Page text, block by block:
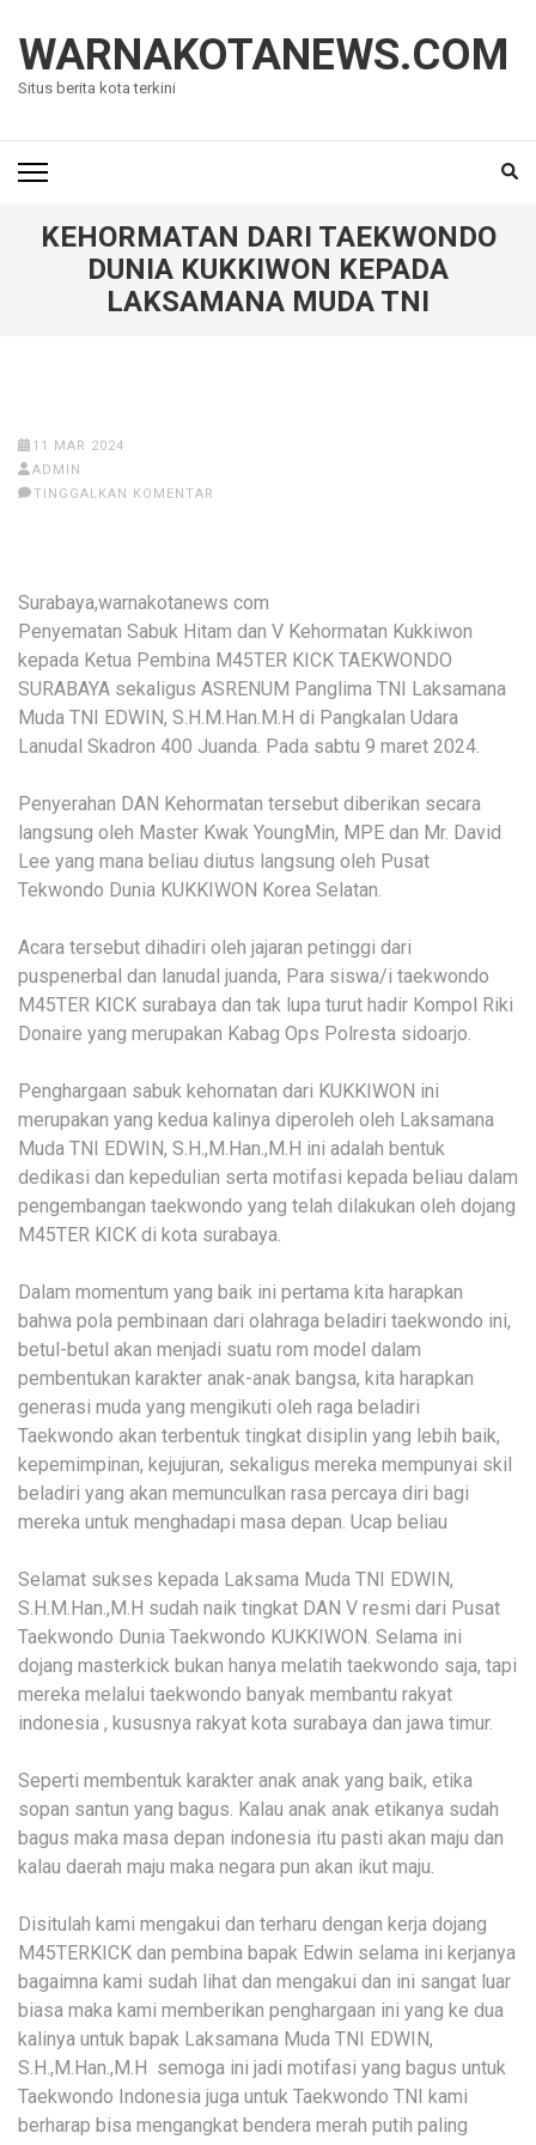
konten
(Tekan
WARNAKOTANEWS.COM
Situs berita kota terkini
KEHORMATAN DARI TAEKWONDO
DUNIA KUKKIWON KEPADA
LAKSAMANA MUDA TNI
11 MAR 2024
ADMIN
TINGGALKAN KOMENTAR
Surabaya,warnakotanews com
Penyematan Sabuk Hitam dan V Kehormatan Kukkiwon
kepada Ketua Pembina M45TER KICK TAEKWONDO
SURABAYA sekaligus ASRENUM Panglima TNI Laksamana
Muda TNI EDWIN, S.H.M.Han.M.H di Pangkalan Udara
Lanudal Skadron 400 Juanda. Pada sabtu 9 maret 2024.
Penyerahan DAN Kehormatan tersebut diberikan secara
langsung oleh Master Kwak YoungMin, MPE dan Mr. David
Lee yang mana beliau diutus langsung oleh Pusat
Tekwondo Dunia KUKKIWON Korea Selatan.
Acara tersebut dihadiri oleh jajaran petinggi dari
puspenerbal dan lanudal juanda, Para siswa/i taekwondo
M45TER KICK surabaya dan tak lupa turut hadir Kompol Riki
Donaire yang merupakan Kabag Ops Polresta sidoarjo.
Penghargaan sabuk kehornatan dari KUKKIWON ini
merupakan yang kedua kalinya diperoleh oleh Laksamana
Muda TNI EDWIN, S.H.,M.Han.,M.H ini adalah bentuk
dedikasi dan kepedulian serta motifasi kepada beliau dalam
pengembangan taekwondo yang telah dilakukan oleh dojang
M45TER KICK di kota surabaya.
Dalam momentum yang baik ini pertama kita harapkan
bahwa pola pembinaan dari olahraga beladiri taekwondo ini,
betul-betul akan menjadi suatu rom model dalam
pembentukan karakter anak-anak bangsa, kita harapkan
generasi muda yang mengikuti oleh raga beladiri
Taekwondo akan terbentuk tingkat disiplin yang lebih baik,
kepemimpinan, kejujuran, sekaligus mereka mempunyai skil
beladiri yang akan memunculkan rasa percaya diri bagi
mereka untuk menghadapi masa depan. Ucap beliau
Selamat sukses kepada Laksama Muda TNI EDWIN,
S.H.M.Han.,M.H sudah naik tingkat DAN V resmi dari Pusat
Taekwondo Dunia Taekwondo KUKKIWON. Selama ini
dojang masterkick bukan hanya melatih taekwondo saja, tapi
mereka melalui taekwondo banyak membantu rakyat
indonesia , kususnya rakyat kota surabaya dan jawa timur.
Seperti membentuk karakter anak anak yang baik, etika
sopan santun yang bagus. Kalau anak anak etikanya sudah
bagus maka masa depan indonesia itu pasti akan maju dan
kalau daerah maju maka negara pun akan ikut maju.
Disitulah kami mengakui dan terharu dengan kerja dojang
M45TERKICK dan pembina bapak Edwin selama ini kerjanya
bagaimna kami sudah lihat dan mengakui dan ini sangat luar
biasa maka kami memberikan penghargaan ini yang ke dua
kalinya untuk bapak Laksamana Muda TNI EDWIN,
S.H.,M.Han.,M.H semoga ini jadi motifasi yang bagus untuk
Taekwondo Indonesia juga untuk Taekwondo TNI kami
berharap bisa mengangkat bendera merah putih paling